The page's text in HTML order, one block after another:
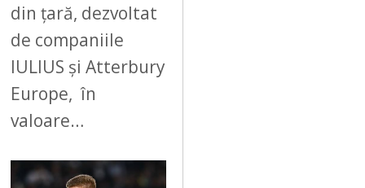
din țară, dezvoltat
de companiile
IULIUS și Atterbury
Europe, în
valoare…